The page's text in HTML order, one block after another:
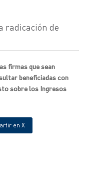
radicación de
firmas que sean
beneficiadas con
sobre los Ingresos
en X